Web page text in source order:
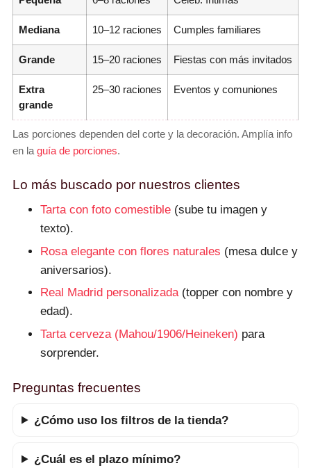
Mediana 10–12 raciones Cumples familiares
Grande 15–20 raciones Fiestas con más invitados
Extra
grande
25–30 raciones Eventos y comuniones
Las porciones dependen del corte y la decoración. Amplía info
en la guía de porciones.
Lo más buscado por nuestros clientes
Tarta con foto comestible (sube tu imagen y
texto).
Rosa elegante con flores naturales (mesa dulce y
aniversarios).
Real Madrid personalizada(topper con nombre y
edad).
Tarta cerveza (Mahou/1906/Heineken) para
sorprender.
Preguntas frecuentes
¿Cómo uso los filtros de la tienda?
¿Cuál es el plazo mínimo?